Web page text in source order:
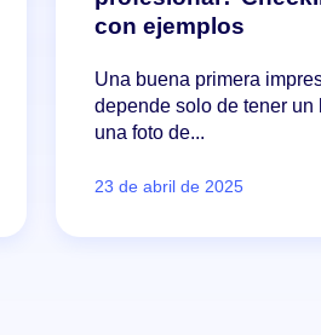
con ejemplos
Una buena primera
depende solo de tener un
una foto de...
23 de abril de 2025